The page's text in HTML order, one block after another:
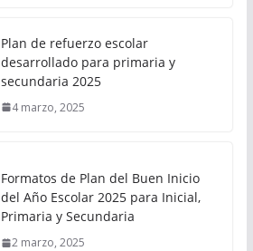
Plan de refuerzo escolar
desarrollado para primaria y
secundaria 2025
4 marzo, 2025
Formatos de Plan del Buen Inicio
del Año Escolar 2025 para Inicial,
Primaria y Secundaria
2 marzo, 2025